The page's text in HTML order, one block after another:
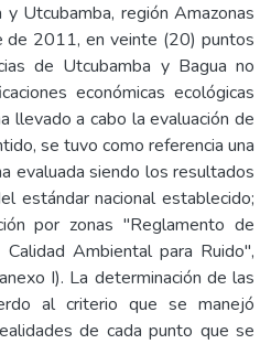
Utcubamba, región Amazonas
2011, en veinte (20) puntos
de Utcubamba y Bagua no
económicas ecológicas
llevado a cabo la evaluación de
se tuvo como referencia una
evaluada siendo los resultados
estándar nacional establecido;
por zonas "Reglamento de
Ambiental para Ruido",
I). La determinación de las
al criterio que se manejó
de cada punto que se